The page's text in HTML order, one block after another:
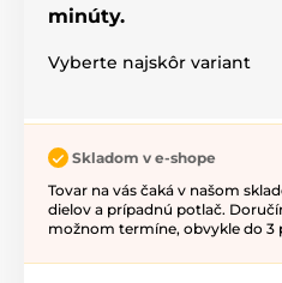
minúty.
Vyberte najskôr variant
Skladom v e-shope
Tovar na vás čaká v našom
dielov a prípadnú potlač.
možnom termíne, obvykle do 3